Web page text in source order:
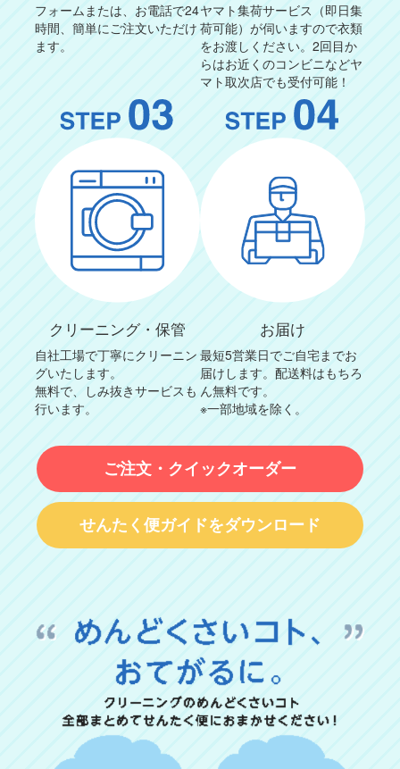
フォームまたは、お電話で24
時間、簡単にご注文いただけ
ます。
ヤマト集荷サービス（即日集
荷可能）が伺いますので衣類
をお渡しください。2回目か
らはお近くのコンビニなどヤ
マト取次店でも受付可能！
クリーニング・保管
自社工場で丁寧にクリーニン
グいたします。
無料で、しみ抜きサービスも
行います。
お届け
最短5営業日でご自宅までお
届けします。配送料はもちろ
ん無料です。
※一部地域を除く。
ご注文・クイックオーダー
せんたく便ガイドをダウンロード